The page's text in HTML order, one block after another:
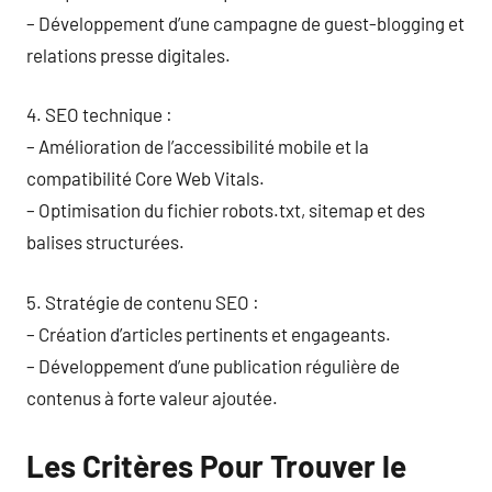
– Développement d’une campagne de guest-blogging et
relations presse digitales.
4. SEO technique :
– Amélioration de l’accessibilité mobile et la
compatibilité Core Web Vitals.
– Optimisation du fichier robots.txt, sitemap et des
balises structurées.
5. Stratégie de contenu SEO :
– Création d’articles pertinents et engageants.
– Développement d’une publication régulière de
contenus à forte valeur ajoutée.
Les Critères Pour Trouver le